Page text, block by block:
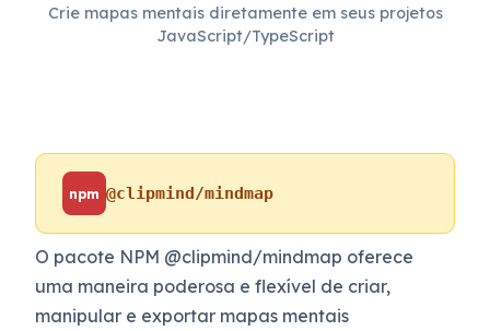
Crie mapas mentais diretamente em seus projetos
JavaScript/TypeScript
npm @clipmind/mindmap
O pacote NPM @clipmind/mindmap oferece
uma maneira poderosa e flexível de criar,
manipular e exportar mapas mentais